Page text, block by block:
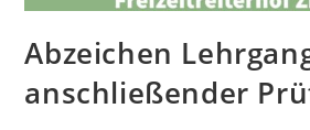
Abzeichen
anschließender